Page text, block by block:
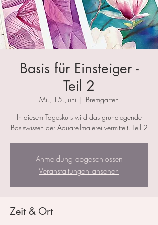
Basis für Einsteiger -
Teil 2
Mi., 15. Juni
  |
Bremgarten
In diesem Tageskurs wird das grundlegende
Basiswissen der Aquarellmalerei vermittelt. Teil 2
Anmeldung abgeschlossen
Veranstaltungen ansehen
Zeit & Ort